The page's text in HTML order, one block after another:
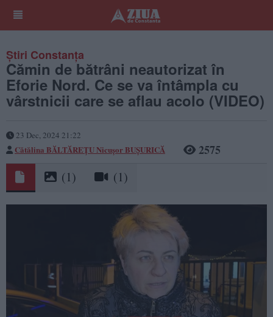
Știri Constanța
Cămin de bătrâni neautorizat în
Eforie Nord. Ce se va întâmpla cu
vârstnicii care se aflau acolo (VIDEO)
23 Dec, 2024 21:22
Cătălina BĂLTĂREȚUNicușor BUȘURICĂ 2575
(1) (1)